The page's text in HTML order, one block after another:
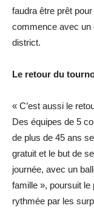
faudra être prêt
commence avec un
district.
Le retour du
« C’est aussi le
Des équipes de 5
de plus de 45 ans
gratuit et le but de
journée, avec un
famille », poursuit le
rythmée par les